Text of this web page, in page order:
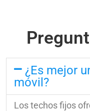
¿Es mejor
móvil?
Los techos fijos